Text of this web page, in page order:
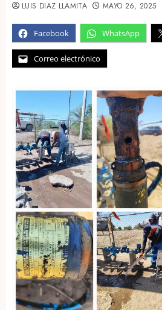
Facebook WhatsApp
Correo electrónico
LUIS DIAZ LLAMITA MAYO 26, 2025